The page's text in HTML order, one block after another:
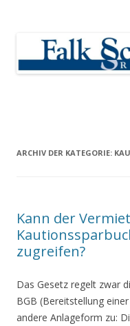
ARCHIV DER KATEGORIE:
Kann der
zugreifen?
Das Gesetz regelt zwar
BGB (Bereitstellung
andere Anlageform zu: